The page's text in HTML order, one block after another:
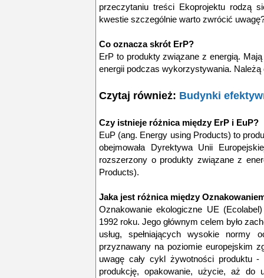
przeczytaniu treści Ekoprojektu rodzą
kwestie szczególnie warto zwrócić
Co oznacza skrót ErP?
ErP to produkty związane z energią.
energii podczas wykorzystywania.
Czytaj również: Budynki
Czy istnieje różnica między ErP i EuP?
EuP (ang. Energy using Products) to
obejmowała Dyrektywa Unii
rozszerzony o produkty związane z
Products).
Jaka jest różnica między
Oznakowanie ekologiczne UE
1992 roku. Jego głównym celem było
usług, spełniających wysokie normy
przyznawany na poziomie europejskim
uwagę cały cykl żywotności produktu
produkcję, opakowanie, użycie, aż do